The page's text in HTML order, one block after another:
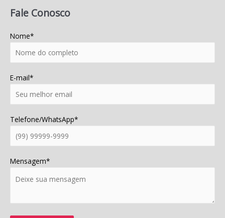
Fale Conosco
Nome*
E-mail*
Telefone/WhatsApp*
Mensagem*